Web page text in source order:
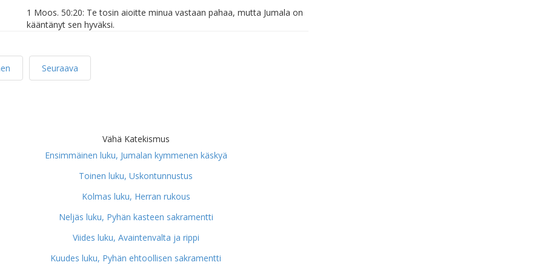
1 Moos. 50:20: Te tosin aioitte minua vastaan pahaa, mutta Jumala on
kääntänyt sen hyväksi.
Seuraava
Vähä Katekismus
Ensimmäinen luku, Jumalan kymmenen käskyä
Toinen luku, Uskontunnustus
Kolmas luku, Herran rukous
Neljäs luku, Pyhän kasteen sakramentti
Viides luku, Avaintenvalta ja rippi
Kuudes luku, Pyhän ehtoollisen sakramentti